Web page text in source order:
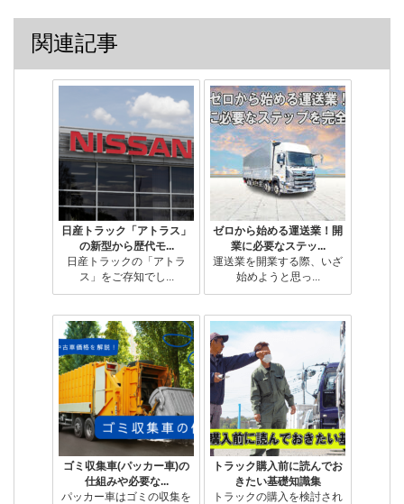
関連記事
日産トラック「アトラス」
の新型から歴代モ...
日産トラックの「アトラ
ス」をご存知でし...
ゼロから始める運送業！開
業に必要なステッ...
運送業を開業する際、いざ
始めようと思っ...
ゴミ収集車(パッカー車)の
仕組みや必要な...
パッカー車はゴミの収集を
トラック購入前に読んでお
きたい基礎知識集
トラックの購入を検討され